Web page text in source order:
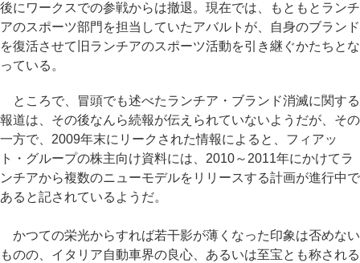
後にワークスでの参戦からは撤退。現在では、もともとランチ
アのスポーツ部門を担当していたアバルトが、自身のブランド
を復活させて旧ランチアのスポーツ活動を引き継ぐかたちとな
っている。
ところで、冒頭でも述べたランチア・ブランド消滅に関する
報道は、その後なんら続報が伝えられていないようだが、その
一方で、2009年末にリークされた情報によると、フィアッ
ト・グループの株主向け資料には、2010～2011年にかけてラ
ンチアから複数のニューモデルをリリースする計画が進行中で
あると記されているようだ。
かつての栄光からすれば若干影が薄くなった印象は否めない
ものの、イタリア自動車界の良心、あるいは至宝とも称される